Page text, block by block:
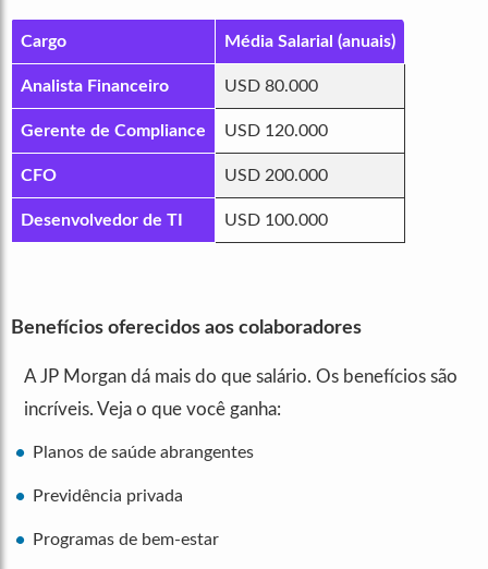
Cargo Média Salarial (anuais)
Analista Financeiro USD 80.000
Gerente de Compliance USD 120.000
CFO USD 200.000
Desenvolvedor de TI USD 100.000
Benefícios oferecidos aos colaboradores
A JP Morgan dá mais do que salário. Os benefícios são
incríveis. Veja o que você ganha:
Planos de saúde abrangentes
Previdência privada
Programas de bem-estar